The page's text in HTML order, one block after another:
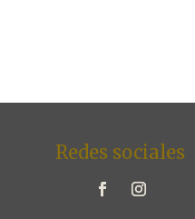
Redes sociales